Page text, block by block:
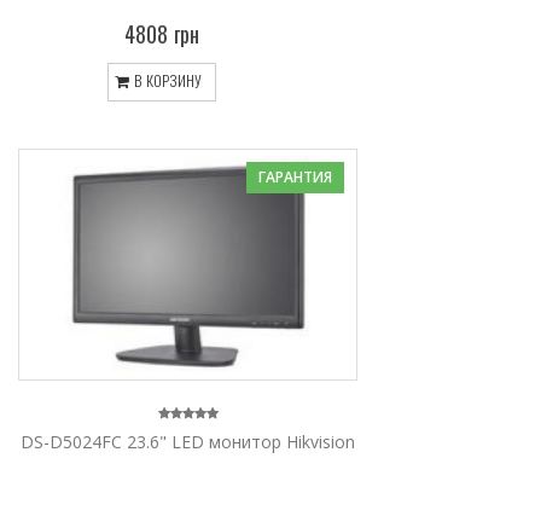
4808 грн
В КОРЗИНУ
ГАРАНТИЯ
DS-D5024FC 23.6" LED монитор Hikvision